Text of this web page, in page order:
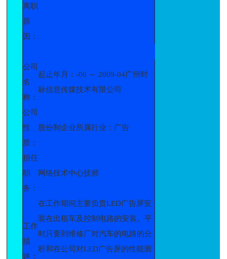
离职
原
因：
公司
名
称：
起止年月：-06 ～ 2009-04广州时
标信息传媒技术有限公司
公司
性
质：
股份制企业所属行业：广告
担任
职
务：
网络技术中心技师
工作
描
述：
在工作期间主要负责LED广告屏安
装在出租车及控制电路的安装。平
时只要到维修厂对汽车的电路的分
析和在公司对LED广告屏的性能测